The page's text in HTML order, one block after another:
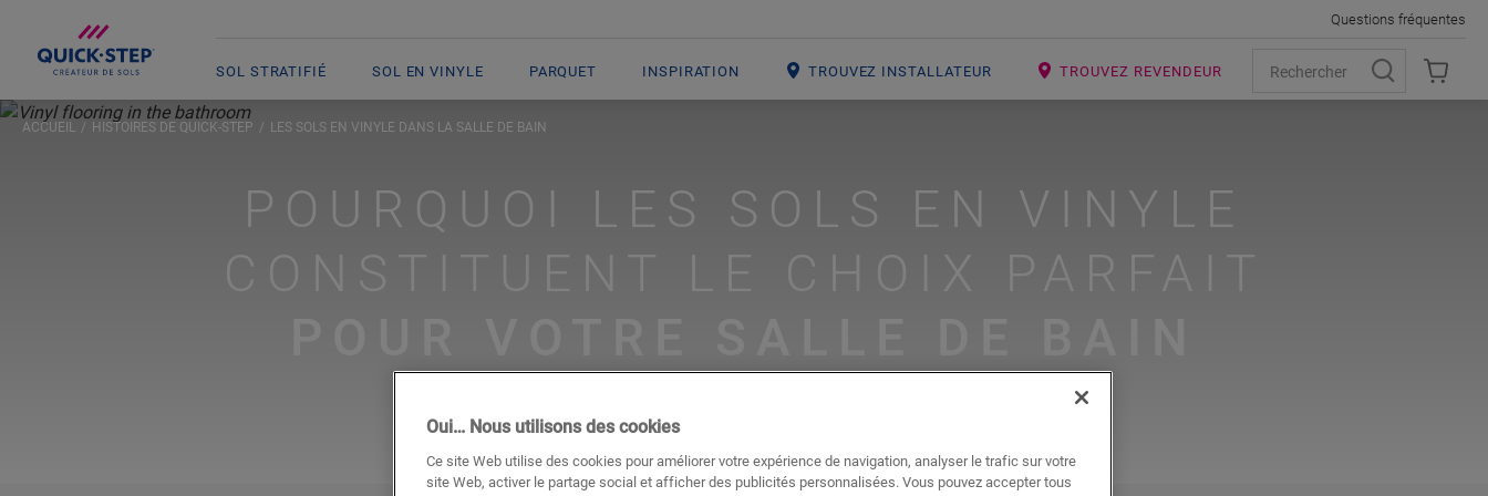
SOL STRATIFIÉ SOL EN VINYLE PARQUET INSPIRATION TROUVEZ INSTALLATEUR TROUVEZ REVENDEUR
Questions fréquentes
POURQUOI LES SOLS EN VINYLE
CONSTITUENT LE CHOIX PARFAIT
ACCUEIL HISTOIRES DE QUICK-STEP LES SOLS EN VINYLE DANS LA SALLE DE BAIN
Oui… Nous utilisons des cookies
Ce site Web utilise des cookies pour améliorer votre expérience de navigation, analyser le trafic sur votre
site Web, activer le partage social et afficher des publicités personnalisées. Vous pouvez accepter tous